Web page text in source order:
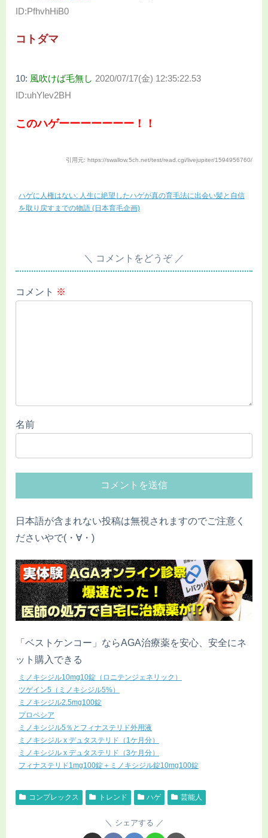
ID:PfhvhHiB0
コトダマ
10: 風吹けば毛無し 2020/07/17(金) 12:35:22.53
ID:uhYlev2BH
このハゲーーーーーーー！！
引用元: https://swallow.5ch.net/test/read.cgi/livejupiter/1594956760/
ハゲに人権はない: 人生に絶望したハゲが真の育毛法に出会い髪と自信
を取り戻すまでの物語 (日本育毛企画)
コメントをどうぞ
コメント ※
名前
日本語が含まれない投稿は無視されますのでご注意く
ださいやで(・∀・)
「ベストケンコー」ならAGA治療薬を安心、安全にネ
ット購入できる
ミノキシジル10mg10錠（ロニテンジェネリック）
ツゲイン5（ミノキシジル5%）
ミノキシジル2.5mg100錠
プロペシア
ミノキシジル5％とフィナステリド外用液
ミノキシジル x デュタステリド（1ケ月分）
ミノキシジル x デュタステリド（3ケ月分）
フィナステリド1mg100錠＋ミノキシジル錠10mg100錠
コンプレックス トレンド ハゲ 芸能人
シェアする